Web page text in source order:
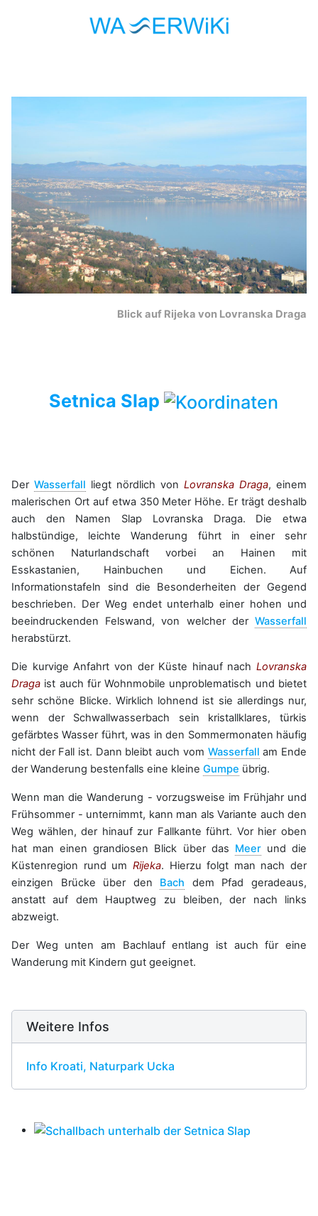
Blick auf Rijeka von Lovranska Draga
Setnica Slap
Der Wasserfall liegt nördlich von Lovranska Draga, einem
malerischen Ort auf etwa 350 Meter Höhe. Er trägt deshalb
auch den Namen Slap Lovranska Draga. Die etwa
halbstündige, leichte Wanderung führt in einer sehr
schönen Naturlandschaft vorbei an Hainen mit
Esskastanien, Hainbuchen und Eichen. Auf
Informationstafeln sind die Besonderheiten der Gegend
beschrieben. Der Weg endet unterhalb einer hohen und
beeindruckenden Felswand, von welcher der Wasserfall
herabstürzt.
Die kurvige Anfahrt von der Küste hinauf nach Lovranska
Draga ist auch für Wohnmobile unproblematisch und bietet
sehr schöne Blicke. Wirklich lohnend ist sie allerdings nur,
wenn der Schwallwasserbach sein kristallklares, türkis
gefärbtes Wasser führt, was in den Sommermonaten häufig
nicht der Fall ist. Dann bleibt auch vom Wasserfall am Ende
der Wanderung bestenfalls eine kleine Gumpe übrig.
Wenn man die Wanderung - vorzugsweise im Frühjahr und
Frühsommer - unternimmt, kann man als Variante auch den
Weg wählen, der hinauf zur Fallkante führt. Vor hier oben
hat man einen grandiosen Blick über das Meerund die
Küstenregion rund um Rijeka. Hierzu folgt man nach der
einzigen Brücke über den Bach dem Pfad geradeaus,
anstatt auf dem Hauptweg zu bleiben, der nach links
abzweigt.
Der Weg unten am Bachlauf entlang ist auch für eine
Wanderung mit Kindern gut geeignet.
Weitere Infos
Info Kroati, Naturpark Ucka